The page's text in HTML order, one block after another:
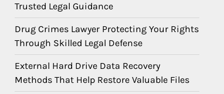
Trusted Legal Guidance
Drug Crimes Lawyer Protecting Your Rights
Through Skilled Legal Defense
External Hard Drive Data Recovery
Methods That Help Restore Valuable Files